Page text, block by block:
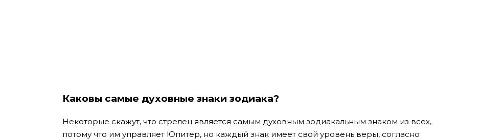
Каковы самые духовные знаки зодиака?
Некоторые скажут, что стрелец является самым духовным зодиакальным знаком из всех,
потому что им управляет Юпитер, но каждый знак имеет свой уровень веры, согласно